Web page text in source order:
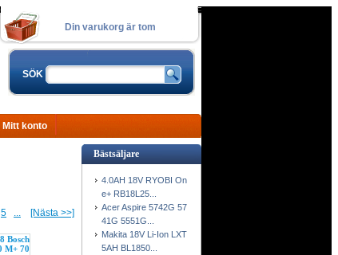
Din varukorg är tom
SÖK
Mitt konto
5 ... [Nästa >>]
Bästsäljare
4.0AH 18V RYOBI On
e+ RB18L25...
Acer Aspire 5742G 57
41G 5551G...
Makita 18V Li-Ion LXT
5AH BL1850...